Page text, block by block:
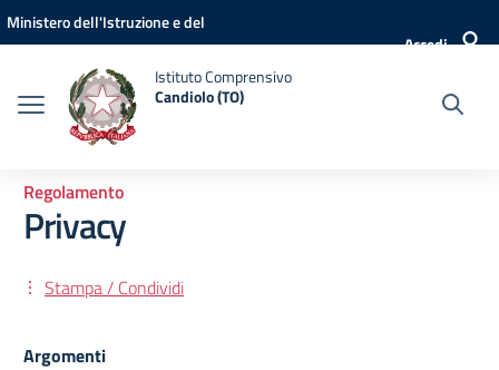
Vai ai contenuti
Vai al menu di navigazione
Vai al footer
Ministero dell'Istruzione e del
Accedi
Istituto Comprensivo
Candiolo (TO)
Regolamento
Privacy
Stampa / Condividi
Argomenti